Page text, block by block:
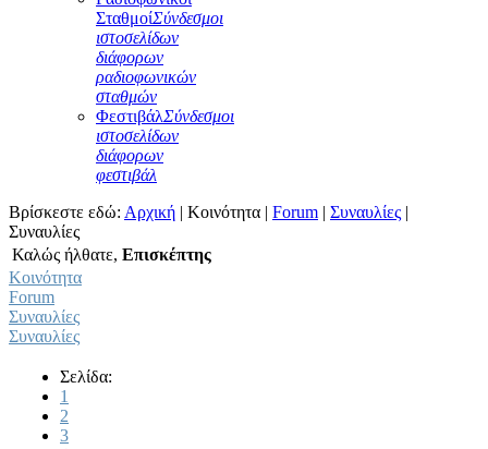
ΣταθμοίΣύνδεσμοι
ιστοσελίδων
διάφορων
ραδιοφωνικών
σταθμών
ΦεστιβάλΣύνδεσμοι
ιστοσελίδων
διάφορων
φεστιβάλ
Βρίσκεστε εδώ: Αρχική | Κοινότητα | Forum | Συναυλίες |
Συναυλίες
Καλώς ήλθατε, Επισκέπτης
Κοινότητα
Forum
Συναυλίες
Συναυλίες
Σελίδα:
1
2
3